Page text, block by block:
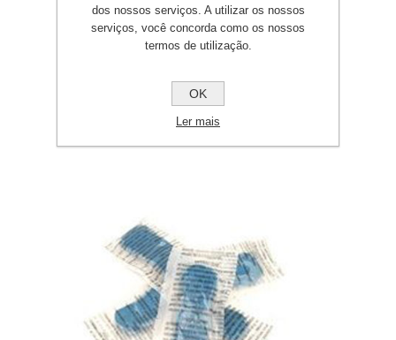
Ratrom 3G Isco Fresco
dos nossos serviços. A utilizar os nossos
serviços, você concorda como os nossos
termos de utilização.
OK
Ler mais